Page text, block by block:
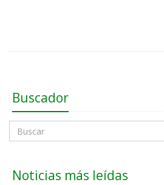
Buscador
Noticias más leídas